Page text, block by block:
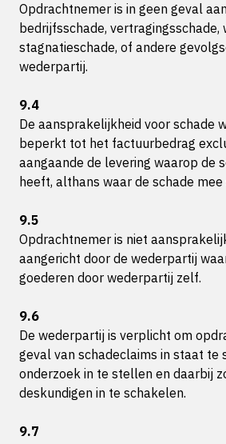
Opdrachtnemer is in geen geval
bedrijfsschade, vertragingsschade,
stagnatieschade, of andere
wederpartij.
9.4
De aansprakelijkheid voor schade
beperkt tot het factuurbedrag
aangaande de levering waarop de
heeft, althans waar de schade
9.5
Opdrachtnemer is niet
aangericht door de wederpartij
goederen door wederpartij zelf.
9.6
De wederpartij is verplicht om
geval van schadeclaims in staat te
onderzoek in te stellen en daarbij
deskundigen in te schakelen.
9.7